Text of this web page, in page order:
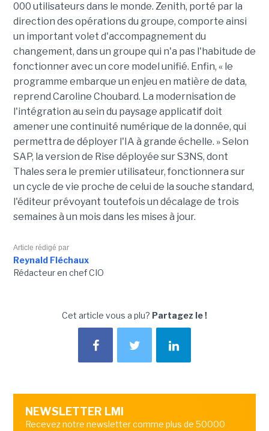
000 utilisateurs dans le monde. Zenith, porté par la
direction des opérations du groupe, comporte ainsi
un important volet d'accompagnement du
changement, dans un groupe qui n'a pas l'habitude de
fonctionner avec un core model unifié. Enfin, « le
programme embarque un enjeu en matière de data,
reprend Caroline Choubard. La modernisation de
l'intégration au sein du paysage applicatif doit
amener une continuité numérique de la donnée, qui
permettra de déployer l'IA à grande échelle. » Selon
SAP, la version de Rise déployée sur S3NS, dont
Thales sera le premier utilisateur, fonctionnera sur
un cycle de vie proche de celui de la souche standard,
l'éditeur prévoyant toutefois un décalage de trois
semaines à un mois dans les mises à jour.
Article rédigé par
Reynald Fléchaux
Rédacteur en chef CIO
Cet article vous a plu? Partagez le !
NEWSLETTER LMI
Recevez notre newsletter comme plus de 50000